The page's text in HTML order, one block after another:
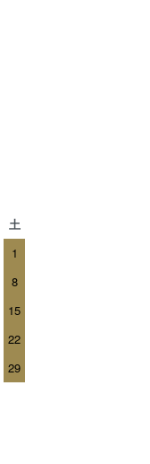
土
1
8
15
22
29